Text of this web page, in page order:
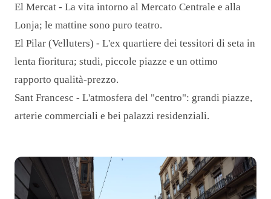
El Mercat - La vita intorno al Mercato Centrale e alla
Lonja; le mattine sono puro teatro.
El Pilar (Velluters) - L'ex quartiere dei tessitori di seta in
lenta fioritura; studi, piccole piazze e un ottimo
rapporto qualità-prezzo.
Sant Francesc - L'atmosfera del "centro": grandi piazze,
arterie commerciali e bei palazzi residenziali.